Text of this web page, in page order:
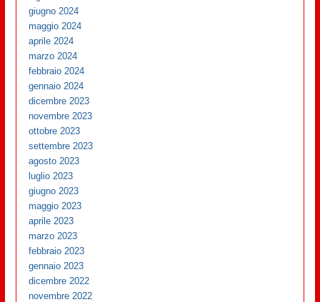
giugno 2024
maggio 2024
aprile 2024
marzo 2024
febbraio 2024
gennaio 2024
dicembre 2023
novembre 2023
ottobre 2023
settembre 2023
agosto 2023
luglio 2023
giugno 2023
maggio 2023
aprile 2023
marzo 2023
febbraio 2023
gennaio 2023
dicembre 2022
novembre 2022